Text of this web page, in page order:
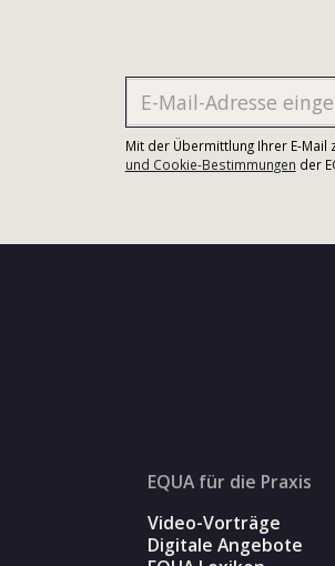
Mit der Übermittlung Ihrer E-Mail
und Cookie-Bestimmungen der
EQUA für die Praxis
Video-Vorträge
Digitale Angebote